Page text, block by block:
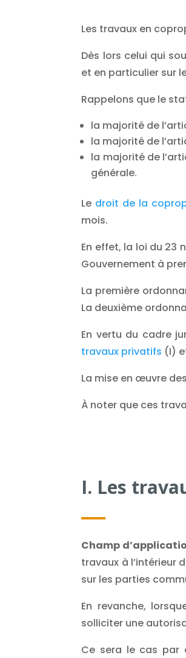
Les travaux en
Dès lors celui qui
et en particulier sur
Rappelons que le
la majorité de
la majorité de
la majorité de
générale.
Le droit de la
mois.
En effet, la loi du 23
Gouvernement à
La première
La deuxième
En vertu du cadre
travaux privatifs (I)
La mise en œuvre
À noter que ces
I. Les
Champ
travaux à l’intérieur
sur les parties
En revanche,
solliciter une
Ce sera le cas par